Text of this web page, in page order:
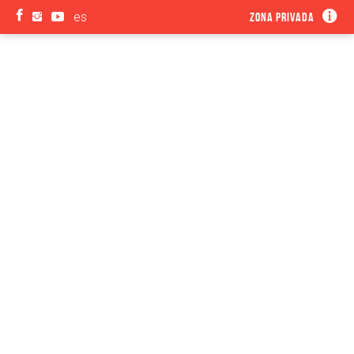
es Zona privada